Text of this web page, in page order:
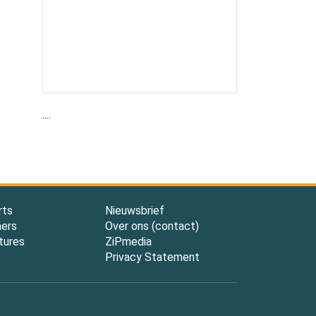
....
Nieuwsbrief
Over ons (contact)
ZiPmedia
Privacy Statement